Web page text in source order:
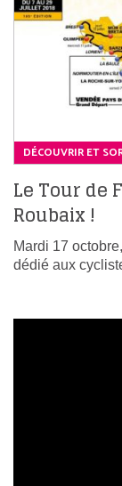
DÉCOUVRIR ET
Le Tour de
Roubaix !
Mardi 17
dédié aux